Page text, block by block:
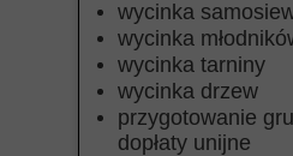
wycinka
wycinka
wycinka tarniny
wycinka drzew
przygotowanie
dopłaty unijne